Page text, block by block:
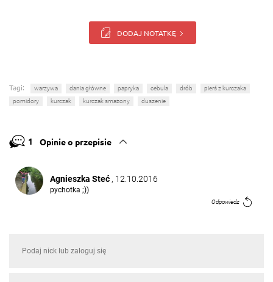
DODAJ NOTATKĘ
Tagi: warzywa dania główne papryka cebula drób
pierś z kurczaka
pomidory
kurczak kurczak smażony duszenie
1 Opinie o przepisie
Agnieszka Steć , 12.10.2016
pychotka ;))
Odpowiedz